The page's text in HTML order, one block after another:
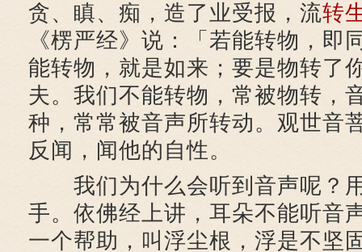
贪、瞋、痴，造了业受报，流转
《楞严经》说：「若能转物，即
能转物，就是如来；要是物转了
夫。我们不能转物，常被物转，
种，常常被音声所转动。观世音
反闻，闻他的自性。
我们为什么会听到音声呢？
手。依佛经上讲，耳朵不能听音
一个帮助，叫浮尘根，浮是不坚